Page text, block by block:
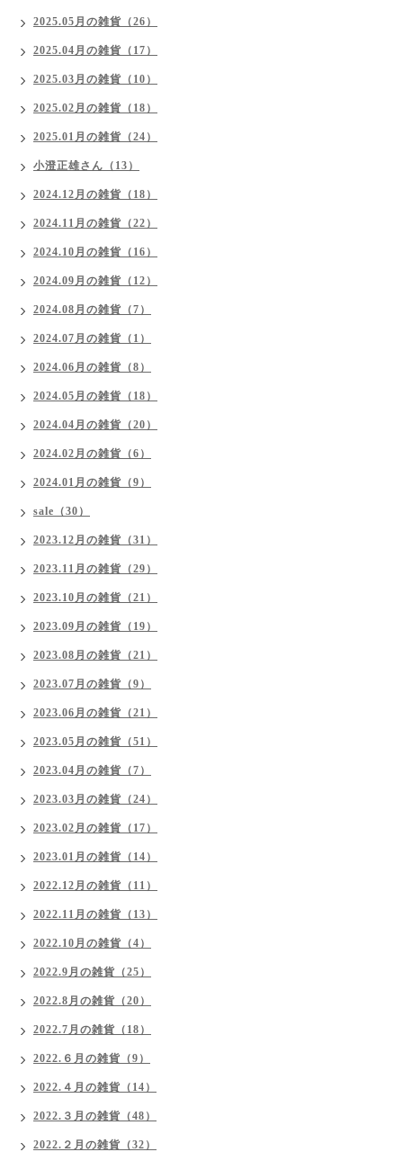
2025.05月の雑貨（26）
2025.04月の雑貨（17）
2025.03月の雑貨（10）
2025.02月の雑貨（18）
2025.01月の雑貨（24）
小澄正雄さん（13）
2024.12月の雑貨（18）
2024.11月の雑貨（22）
2024.10月の雑貨（16）
2024.09月の雑貨（12）
2024.08月の雑貨（7）
2024.07月の雑貨（1）
2024.06月の雑貨（8）
2024.05月の雑貨（18）
2024.04月の雑貨（20）
2024.02月の雑貨（6）
2024.01月の雑貨（9）
sale（30）
2023.12月の雑貨（31）
2023.11月の雑貨（29）
2023.10月の雑貨（21）
2023.09月の雑貨（19）
2023.08月の雑貨（21）
2023.07月の雑貨（9）
2023.06月の雑貨（21）
2023.05月の雑貨（51）
2023.04月の雑貨（7）
2023.03月の雑貨（24）
2023.02月の雑貨（17）
2023.01月の雑貨（14）
2022.12月の雑貨（11）
2022.11月の雑貨（13）
2022.10月の雑貨（4）
2022.9月の雑貨（25）
2022.8月の雑貨（20）
2022.7月の雑貨（18）
2022.６月の雑貨（9）
2022.４月の雑貨（14）
2022.３月の雑貨（48）
2022.２月の雑貨（32）